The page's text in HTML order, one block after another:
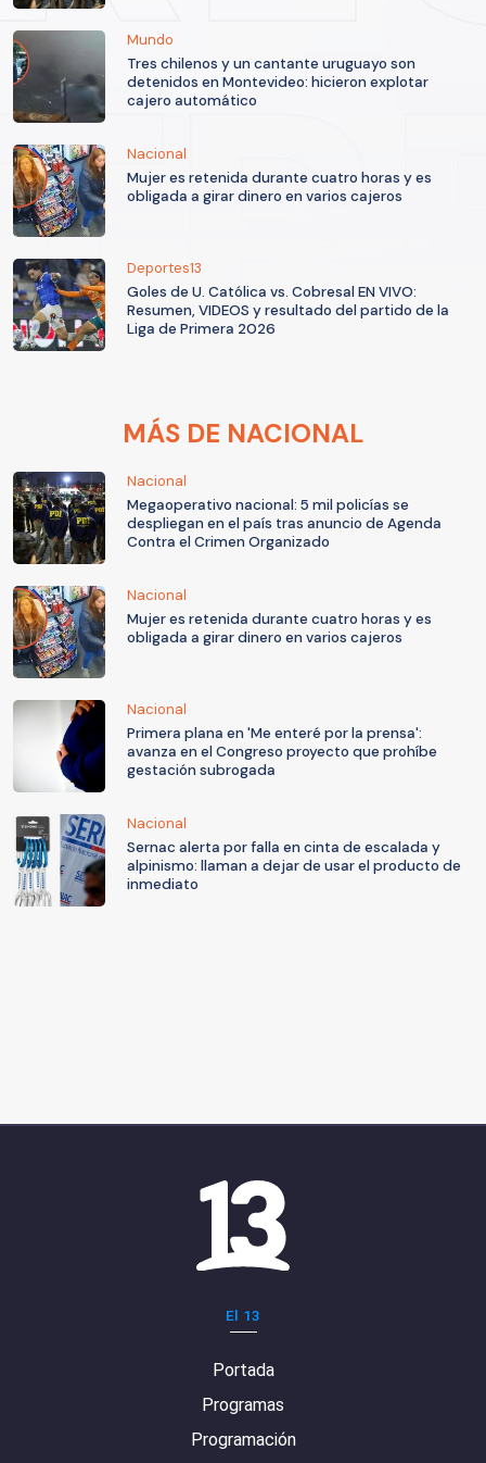
Mundo
Tres chilenos y un cantante uruguayo son
detenidos en Montevideo: hicieron explotar
cajero automático
Nacional
Mujer es retenida durante cuatro horas y es
obligada a girar dinero en varios cajeros
Deportes13
Goles de U. Católica vs. Cobresal EN VIVO:
Resumen, VIDEOS y resultado del partido de la
Liga de Primera 2026
MÁS DE NACIONAL
Nacional
Megaoperativo nacional: 5 mil policías se
despliegan en el país tras anuncio de Agenda
Contra el Crimen Organizado
Nacional
Mujer es retenida durante cuatro horas y es
obligada a girar dinero en varios cajeros
Nacional
Primera plana en 'Me enteré por la prensa':
avanza en el Congreso proyecto que prohíbe
gestación subrogada
Nacional
Sernac alerta por falla en cinta de escalada y
alpinismo: llaman a dejar de usar el producto de
inmediato
El 13
Portada
Programas
Programación